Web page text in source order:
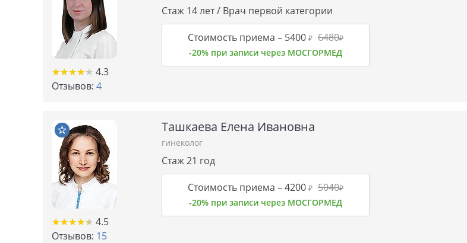
★★★★★
★★★★★ 4.3
Отзывов: 4
Стаж 14 лет / Врач первой категории
Стоимость приема – 5400 ₽ 6480₽
-20% при записи через МОСГОРМЕД
★★★★★
★★★★★ 4.5
Отзывов: 15
Ташкаева Елена Ивановна
гинеколог
Стаж 21 год
Стоимость приема –4200 ₽ 5040₽
-20% при записи через МОСГОРМЕД